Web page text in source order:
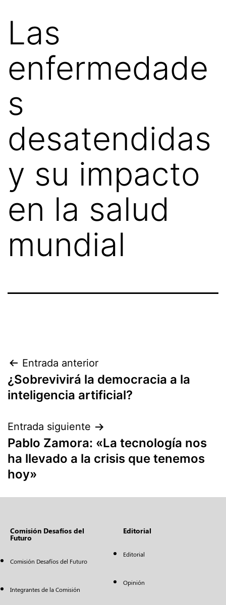
Las
enfermedade
s
desatendidas
y su impacto
en la salud
mundial
Entrada anterior
¿Sobrevivirá la democracia a la
inteligencia artificial?
Entrada siguiente
Pablo Zamora: «La tecnología nos
ha llevado a la crisis que tenemos
hoy»
Comisión Desafíos del
Futuro
Comisión Desafíos del Futuro
Integrantes de la Comisión
Editorial
Editorial
Opinión